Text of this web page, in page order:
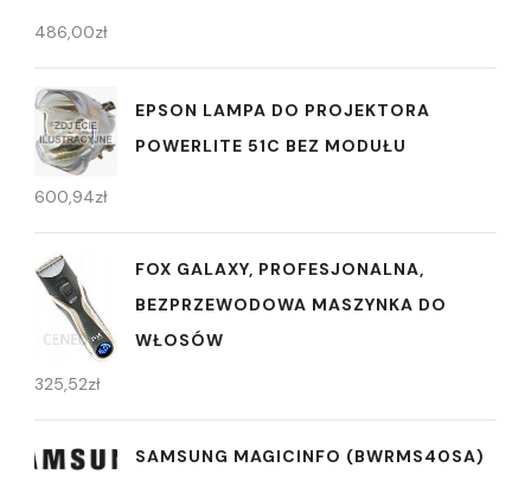
486,00zł
EPSON LAMPA DO PROJEKTORA
POWERLITE 51C BEZ MODUŁU
600,94zł
FOX GALAXY, PROFESJONALNA,
BEZPRZEWODOWA MASZYNKA DO
WŁOSÓW
325,52zł
SAMSUNG MAGICINFO (BWRMS40SA)